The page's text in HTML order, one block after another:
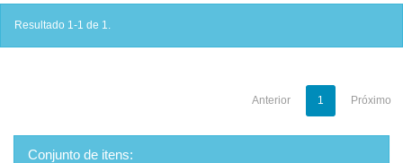
Resultado 1-1 de 1.
Anterior 1 Próximo
Conjunto de itens: